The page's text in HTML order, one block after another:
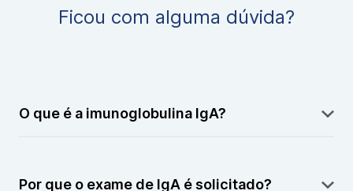
Ficou com alguma dúvida?
O que é a imunoglobulina IgA?
infecções, especialmente nas mucosas do corpo,
Por que o exame de IgA é solicitado?